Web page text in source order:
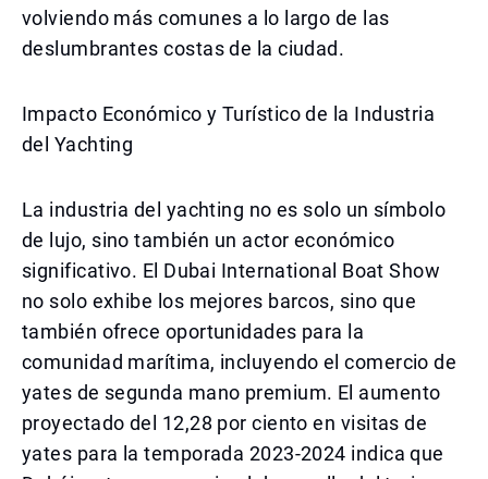
volviendo más comunes a lo largo de las
deslumbrantes costas de la ciudad.
Impacto Económico y Turístico de la Industria
del Yachting
La industria del yachting no es solo un símbolo
de lujo, sino también un actor económico
significativo. El Dubai International Boat Show
no solo exhibe los mejores barcos, sino que
también ofrece oportunidades para la
comunidad marítima, incluyendo el comercio de
yates de segunda mano premium. El aumento
proyectado del 12,28 por ciento en visitas de
yates para la temporada 2023-2024 indica que